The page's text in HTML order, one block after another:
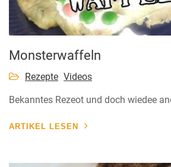
Monsterwaffeln
Rezepte Videos
Bekanntes Rezeot und doch wiedee
ARTIKEL LESEN